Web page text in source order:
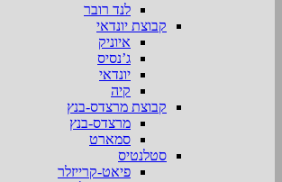
לנד רובר
קבוצת יונדאי
איוניק
ג’נסיס
יונדאי
קיה
קבוצת מרצדס-בנץ
מרצדס-בנץ
סמארט
סטלנטיס
פיאט-קרייזלר